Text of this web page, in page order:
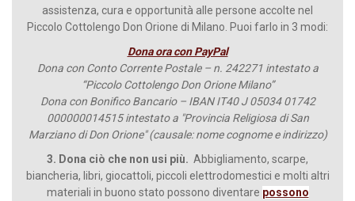
assistenza, cura e opportunità alle persone accolte nel
Piccolo Cottolengo Don Orione di Milano. Puoi farlo in 3 modi:
Dona ora con PayPal
Dona con Conto Corrente Postale – n. 242271 intestato a
“Piccolo Cottolengo Don Orione Milano”
Dona con Bonifico Bancario – IBAN IT40 J 05034 01742
000000014515 intestato a "Provincia Religiosa di San
Marziano di Don Orione" (causale: nome cognome e indirizzo)
3. Dona ciò che non usi più. Abbigliamento, scarpe,
biancheria, libri, giocattoli, piccoli elettrodomestici e molti altri
materiali in buono stato possono diventare possono